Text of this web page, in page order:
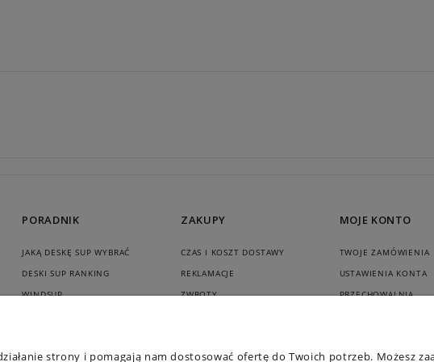
PORADNIK
JAKĄ DESKĘ SUP WYBRAĆ
DESKI SUP RANKING
WINDSUP
KAJAK DMUCHANY OPINIE
ZAKUPY
CZAS I KOSZT DOSTAWY
REKLAMACJE
ZWROTY
DESKA SUP NA RATY
MOJE KONTO
TWOJE ZAMÓWIENIA
USTAWIENIA KONTA
PRZECHOWALNIA
strony i pomagają nam dostosować ofertę do Twoich potrzeb. Możesz